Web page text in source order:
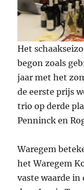
Het
begon zoals
jaar met het
de eerste prijs
trio op derde
Penninck en
Waregem
het Waregem
vaste waarde in